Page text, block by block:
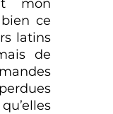
mon
ce
latins
de